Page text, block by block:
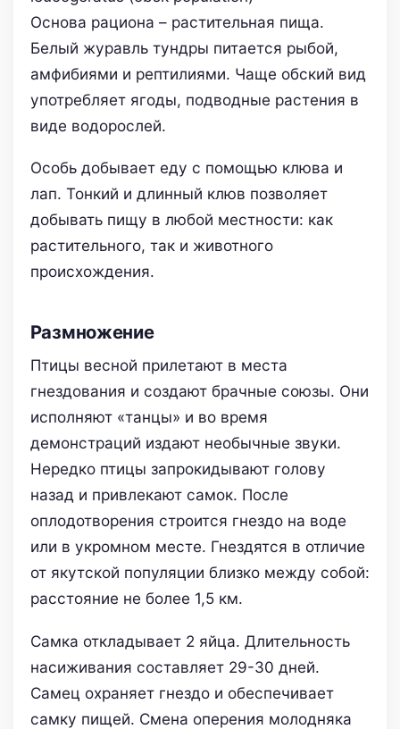
Основа рациона – растительная пища.
Белый журавль тундры питается рыбой,
амфибиями и рептилиями. Чаще обский вид
употребляет ягоды, подводные растения в
виде водорослей.
Особь добывает еду с помощью клюва и
лап. Тонкий и длинный клюв позволяет
добывать пищу в любой местности: как
растительного, так и животного
происхождения.
Размножение
Птицы весной прилетают в места
гнездования и создают брачные союзы. Они
исполняют «танцы» и во время
демонстраций издают необычные звуки.
Нередко птицы запрокидывают голову
назад и привлекают самок. После
оплодотворения строится гнездо на воде
или в укромном месте. Гнездятся в отличие
от якутской популяции близко между собой:
расстояние не более 1,5 км.
Самка откладывает 2 яйца. Длительность
насиживания составляет 29-30 дней.
Самец охраняет гнездо и обеспечивает
самку пищей. Смена оперения молодняка